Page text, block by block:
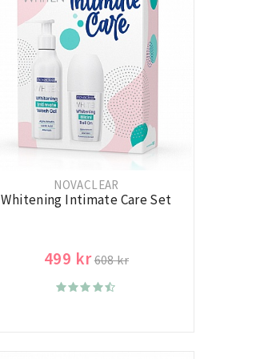
NOVACLEAR
Whitening Intimate Care Set
499 kr608 kr